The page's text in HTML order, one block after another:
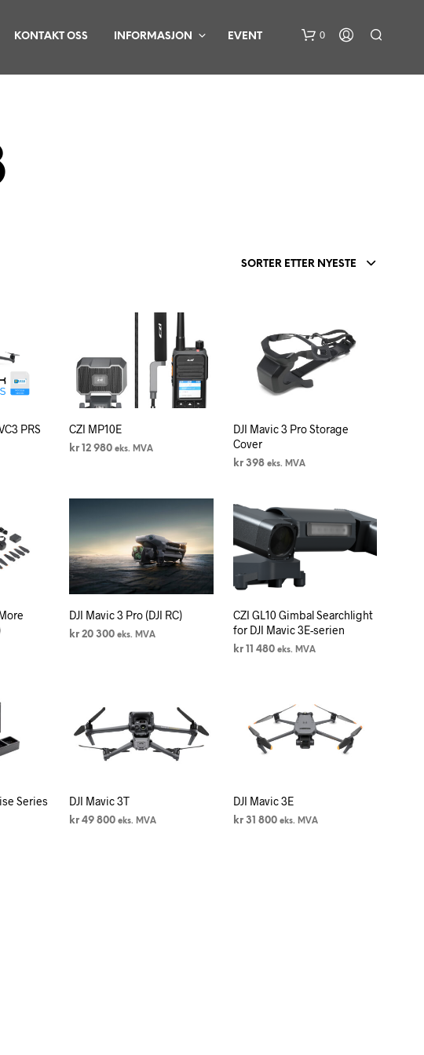
KONTAKT OSS INFORMASJON EVENT 0
A
G
E
N
U
H
A
N
K
SORTER ETTER NYESTE
PRS
CZI MP10E
kr 12 980 eks. MVA
DJI Mavic 3 Pro Storage
Cover
kr398 eks. MVA
DJI Mavic 3 Pro (DJI RC)
kr 20 300 eks. MVA
CZI GL10 Gimbal Searchlight
for DJI Mavic 3E-serien
kr11 480 eks. MVA
Series
DJI Mavic 3T
kr 49 800 eks. MVA
DJI Mavic 3E
kr31 800 eks. MVA